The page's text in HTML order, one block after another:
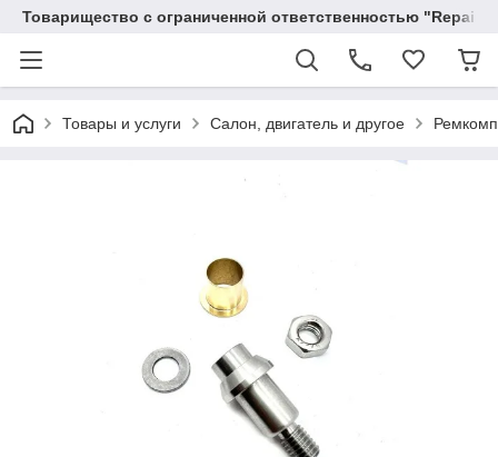
Товарищество с ограниченной ответственностью
Товары и услуги Салон, двигатель и другое